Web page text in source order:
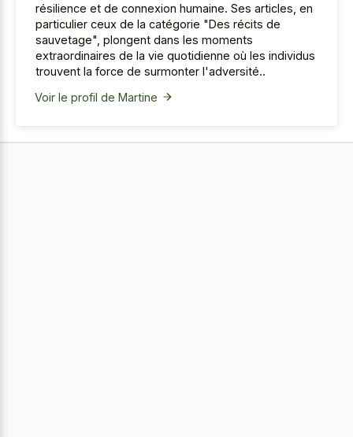
résilience et de connexion humaine. Ses articles, en
particulier ceux de la catégorie "Des récits de
sauvetage", plongent dans les moments
extraordinaires de la vie quotidienne où les individus
trouvent la force de surmonter l'adversité..
Voir le profil de Martine